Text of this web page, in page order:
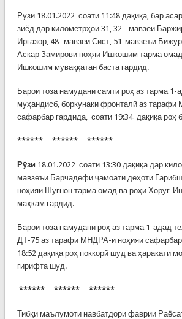
Рӯзи 18.01.2022 соати 11:48 дақиқа, бар
зиёд дар километрҳои 31, 32 - мавзеи
Ирғазор, 48 -мавзеи Сист, 51-мавзеъи
Аскар Замирови ноҳяи Ишкошим тарма
Ишкошим муваққатан баста гардид.
Барои тоза намудани самти роҳ аз тарма 1-
муҳандисб, боркунаки фронталӣ аз
сафарбар гардида, соати 19:34 дақиқа роҳ
****** ****** ******
Рӯзи 18.01.2022 соати 13:30 дақиқа дар
мавзеъи Барчадефи ҷамоати деҳоти
ноҳияи Шуғнон тарма омад ва роҳи Хоруғ-
маҳкам гардид.
Барои тоза намудани роҳ аз тарма 1-адад
ДТ-75 аз тарафи МНДРА-и ноҳияи сафарбар
18:52 дақиқа роҳ поккорӣ шуд ва ҳаракати
гирифта шуд.
****** ****** ******
Тибқи маълумоти навбатдори фаврии